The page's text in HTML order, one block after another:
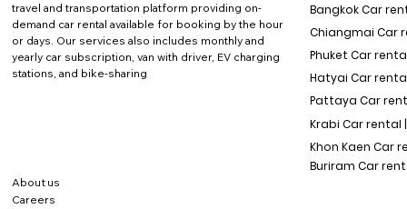
travel and transportation platform providing on-
demand car rental available for booking by the hour
or days. Our services also includes monthly and
yearly car subscription, van with driver, EV charging
stations, and bike-sharing
About us
Careers
Bangkok Car
Chiangmai Car
Phuket Car rental
Hatyai Car
Pattaya Car
Krabi Car rental |
Khon Kaen Car
Buriram Car